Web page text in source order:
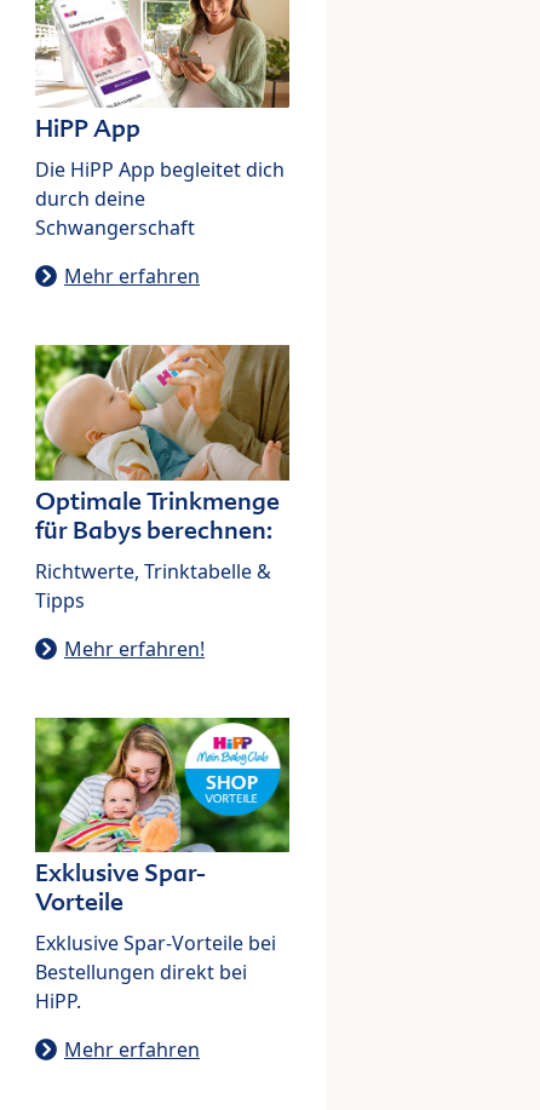
HiPP App
Die HiPP App begleitet dich
durch deine
Schwangerschaft
Mehr erfahren
Optimale Trinkmenge
für Babys berechnen:
Richtwerte, Trinktabelle &
Tipps
Mehr erfahren!
Exklusive Spar-
Vorteile
Exklusive Spar-Vorteile bei
Bestellungen direkt bei
HiPP.
Mehr erfahren